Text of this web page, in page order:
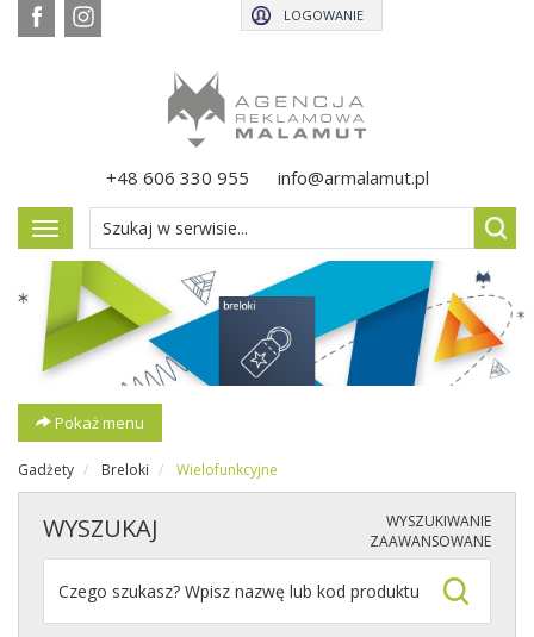
+48 606 330 955 info@armalamut.pl
LOGOWANIE
Pokaż
menu
Pokaż menu
Gadżety Breloki Wielofunkcyjne
WYSZUKAJ
WYSZUKIWANIE
ZAAWANSOWANE